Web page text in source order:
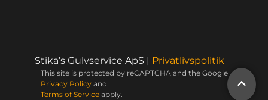
Stika’s Gulvservice ApS | Privatlivspolitik
This site is protected by reCAPTCHA and the Google
Privacy Policyand
Terms of Serviceapply.